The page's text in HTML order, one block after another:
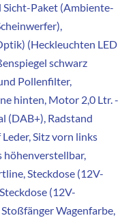
Sicht-Paket (Ambiente-
(Heckleuchten LED
schwarz
Pollenfilter,
hinten, Motor 2,0 Ltr. -
(DAB+), Radstand
Sitz vorn links
höhenverstellbar,
Steckdose (12V-
(12V-
Wagenfarbe,